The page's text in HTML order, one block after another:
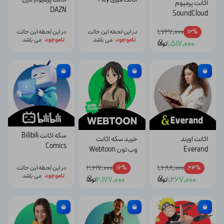
اکانت پرمیوم
SoundCloud
ساندکلاد
12%
1,727,000
1,517,000توما
ن
در این لحظه این حالت
ناموجود می باشد
DAZN
در این لحظه این حالت
ناموجود می باشد
اکانت اورند
Everand
24%
1,688,000
1,267,000توما
ن
خرید سکه اکانت
وب تون Webtoon
16%
2,617,000
2,177,000توما
ن
سکه اکانت Bilibili
Comics
در این لحظه این حالت
ناموجود می باشد